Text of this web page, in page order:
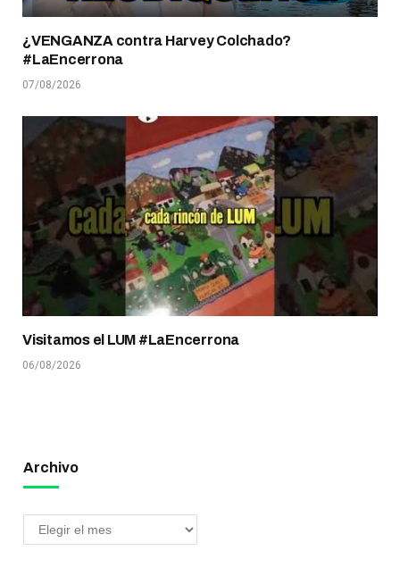
¿VENGANZA contra Harvey Colchado?
#LaEncerrona
07/08/2026
Visitamos el LUM #LaEncerrona
06/08/2026
Archivo